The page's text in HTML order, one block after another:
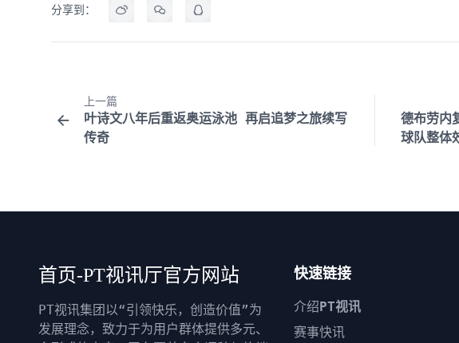
分享到：
上一篇
叶诗文八年后重返奥运泳池 再启追梦之旅续写
传奇
德布劳内
球队整体
首页-PT视讯厅官方网站
PT视讯集团以“引领快乐，创造价值”为
发展理念，致力于为用户群体提供多元、
快速链接
介绍PT视讯
赛事快讯